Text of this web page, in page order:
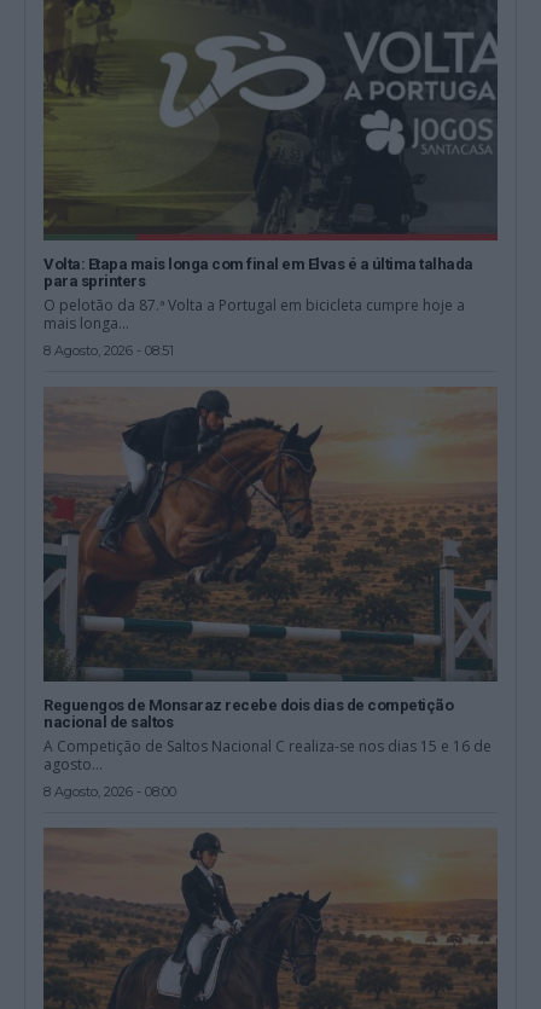
Volta: Etapa mais longa com final em Elvas é a última talhada
para sprinters
O pelotão da 87.ª Volta a Portugal em bicicleta cumpre hoje a
mais longa...
8 Agosto, 2026 - 08:51
Reguengos de Monsaraz recebe dois dias de competição
nacional de saltos
A Competição de Saltos Nacional C realiza-se nos dias 15 e 16 de
agosto...
8 Agosto, 2026 - 08:00